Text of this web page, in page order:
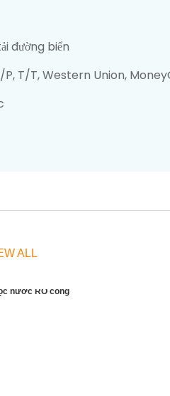
đường biển
P, T/T, Western Union,
ALL
Hệ thống định lượng
bột
nước RO công